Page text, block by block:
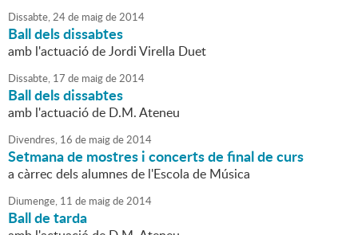
Dissabte,24de maigde2014
Ball dels dissabtes
amb l'actuació de Jordi Virella Duet
Dissabte, 17 de maigde2014
Ball dels dissabtes
amb l'actuació de D.M. Ateneu
Divendres, 16 de maigde2014
Setmana de mostres i concerts de final de curs
a càrrec dels alumnes de l'Escola de Música
Diumenge, 11 de maigde2014
Ball de tarda